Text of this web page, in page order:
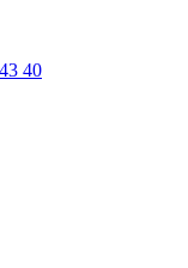
40